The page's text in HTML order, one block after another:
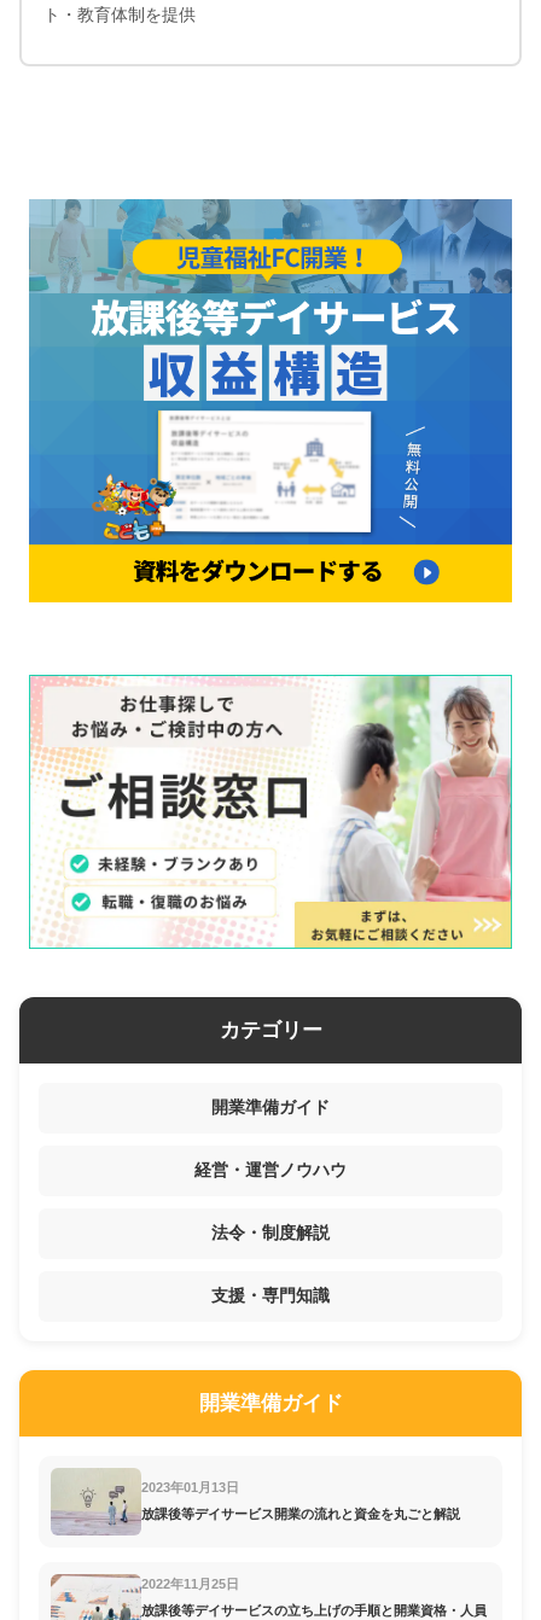
ト・教育体制を提供
カテゴリー
開業準備ガイド
経営・運営ノウハウ
法令・制度解説
支援・専門知識
開業準備ガイド
2023年01月13日
放課後等デイサービス開業の流れと資金を丸ごと解説
2022年11月25日
放課後等デイサービスの立ち上げの手順と開業資格・人員